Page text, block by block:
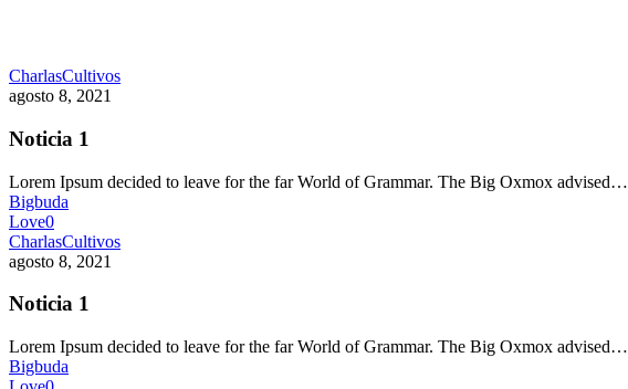
CharlasCultivos
agosto 8, 2021
Noticia 1
Lorem Ipsum decided to leave for the far World of Grammar. The Big Oxmox advised…
Bigbuda
Love0
CharlasCultivos
agosto 8, 2021
Noticia 1
Lorem Ipsum decided to leave for the far World of Grammar. The Big Oxmox advised…
Bigbuda